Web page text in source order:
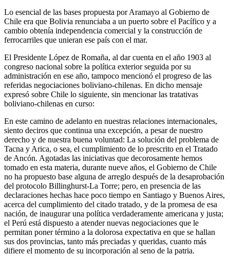
Lo esencial de las bases propuesta por Aramayo al Gobierno de
Chile era que Bolivia renunciaba a un puerto sobre el Pacífico y a
cambio obtenía independencia comercial y la construcción de
ferrocarriles que unieran ese país con el mar.
El Presidente López de Romaña, al dar cuenta en el año 1903 al
congreso nacional sobre la política exterior seguida por su
administración en ese año, tampoco mencionó el progreso de las
referidas negociaciones boliviano-chilenas. En dicho mensaje
expresó sobre Chile lo siguiente, sin mencionar las tratativas
boliviano-chilenas en curso:
En este camino de adelanto en nuestras relaciones internacionales,
siento deciros que continua una excepción, a pesar de nuestro
derecho y de nuestra buena voluntad: La solución del problema de
Tacna y Arica, o sea, el cumplimiento de lo prescrito en el Tratado
de Ancón. Agotadas las iniciativas que decorosamente hemos
tomado en esta materia, durante nueve años, el Gobierno de Chile
no ha propuesto base alguna de arreglo después de la desaprobación
del protocolo Billinghurst-La Torre; pero, en presencia de las
declaraciones hechas hace poco tiempo en Santiago y Buenos Aires,
acerca del cumplimiento del citado tratado, y de la promesa de esa
nación, de inaugurar una política verdaderamente americana y justa;
el Perú está dispuesto a atender nuevas negociaciones que le
permitan poner término a la dolorosa expectativa en que se hallan
sus dos provincias, tanto más preciadas y queridas, cuanto más
difiere el momento de su incorporación al seno de la patria.